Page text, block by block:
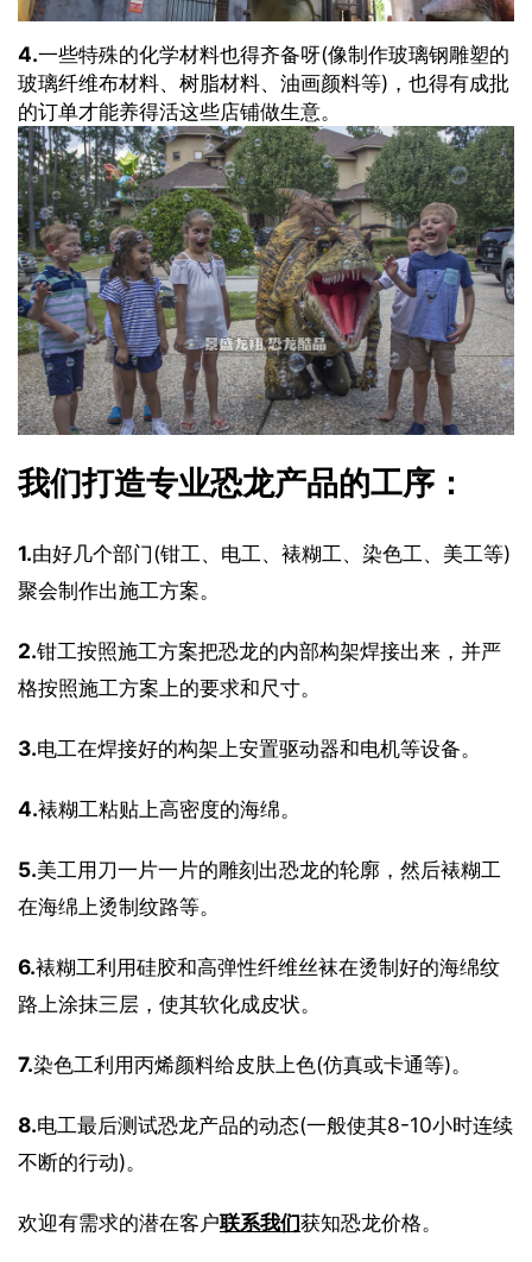
4.一些特殊的化学材料也得齐备呀(像制作玻璃钢雕塑的
玻璃纤维布材料、树脂材料、油画颜料等)，也得有成批
的订单才能养得活这些店铺做生意。
我们打造专业恐龙产品的工序：
1.由好几个部门(钳工、电工、裱糊工、染色工、美工等)
聚会制作出施工方案。
2.钳工按照施工方案把恐龙的内部构架焊接出来，并严
格按照施工方案上的要求和尺寸。
3.电工在焊接好的构架上安置驱动器和电机等设备。
4.裱糊工粘贴上高密度的海绵。
5.美工用刀一片一片的雕刻出恐龙的轮廓，然后裱糊工
在海绵上烫制纹路等。
6.裱糊工利用硅胶和高弹性纤维丝袜在烫制好的海绵纹
路上涂抹三层，使其软化成皮状。
7.染色工利用丙烯颜料给皮肤上色(仿真或卡通等)。
8.电工最后测试恐龙产品的动态(一般使其8-10小时连续
不断的行动)。
欢迎有需求的潜在客户联系我们获知恐龙价格。